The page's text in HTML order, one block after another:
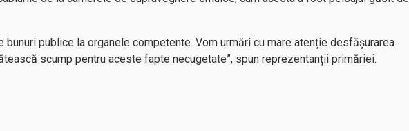
publice la organele competente. Vom urmări cu mare atenție desfășurarea
scump pentru aceste fapte necugetate”, spun reprezentanții primăriei.